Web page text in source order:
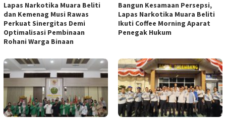
Lapas Narkotika Muara Beliti
dan Kemenag Musi Rawas
Perkuat Sinergitas Demi
Optimalisasi Pembinaan
Rohani Warga Binaan
Bangun Kesamaan Persepsi,
Lapas Narkotika Muara Beliti
Ikuti Coffee Morning Aparat
Penegak Hukum